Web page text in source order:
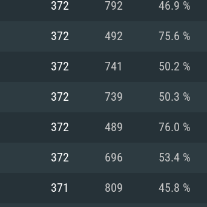
DE
372 792 46.9 %
372 492 75.6 %
372 741 50.2 %
372 739 50.3 %
372 489 76.0 %
372 696 53.4 %
371 809 45.8 %